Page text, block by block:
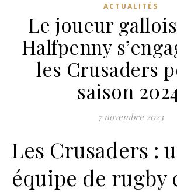
ACTUALITÉS
Le joueur
Halfpenny
les Crusaders
saison
7 novembre 2023
Les Crusaders :
équipe de rugby